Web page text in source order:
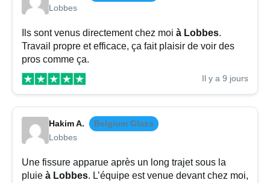
Lobbes
Ils sont venus directement chez moi à Lobbes.
Travail propre et efficace, ça fait plaisir de voir des
pros comme ça.
Il y a 9 jours
Hakim A.
Belgium Glass
Lobbes
Une fissure apparue après un long trajet sous la
pluie à Lobbes. L’équipe est venue devant chez moi,